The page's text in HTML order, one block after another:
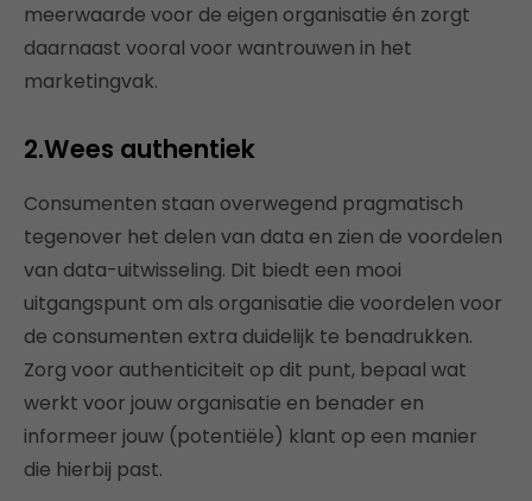
meerwaarde voor de eigen organisatie én zorgt
daarnaast vooral voor wantrouwen in het
marketingvak.
2.Wees authentiek
Consumenten staan overwegend pragmatisch
tegenover het delen van data en zien de voordelen
van data-uitwisseling. Dit biedt een mooi
uitgangspunt om als organisatie die voordelen voor
de consumenten extra duidelijk te benadrukken.
Zorg voor authenticiteit op dit punt, bepaal wat
werkt voor jouw organisatie en benader en
informeer jouw (potentiële) klant op een manier
die hierbij past.